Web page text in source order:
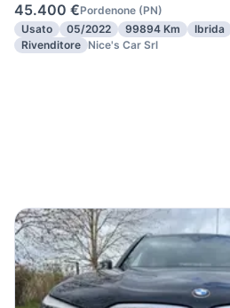
45.400 €Pordenone (PN)
Usato
05/2022 99894 Km Ibrida
Rivenditore Nice's Car Srl